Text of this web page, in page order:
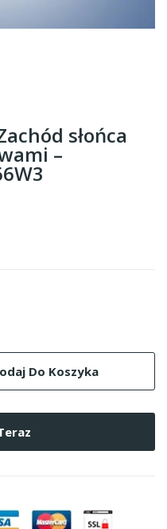
słońca
–
Do Koszyka